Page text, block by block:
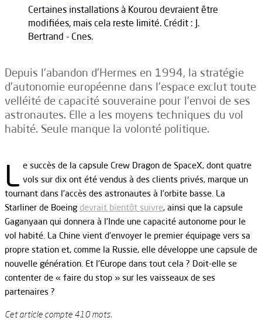
Certaines installations à Kourou devraient être
modifiées, mais cela reste limité. Crédit : J.
Bertrand - Cnes.
Depuis l’abandon d’Hermes en 1994, la stratégie
d’autonomie européenne dans l’espace exclut toute
velléité de capacité souveraine pour l’envoi de ses
astronautes. Elle a les moyens techniques du vol
habité. Seule manque la volonté politique.
L e succès de la capsule Crew Dragon de SpaceX, dont quatre
vols sur dix ont été vendus à des clients privés, marque un
tournant dans l’accès des astronautes à l’orbite basse. La
Starliner de Boeing devrait bientôt suivre, ainsi que la capsule
Gaganyaan qui donnera à l’Inde une capacité autonome pour le
vol habité. La Chine vient d’envoyer le premier équipage vers sa
propre station et, comme la Russie, elle développe une capsule de
nouvelle génération. Et l’Europe dans tout cela ? Doit-elle se
contenter de « faire du stop » sur les vaisseaux de ses
partenaires ?
Cet article compte 410 mots.